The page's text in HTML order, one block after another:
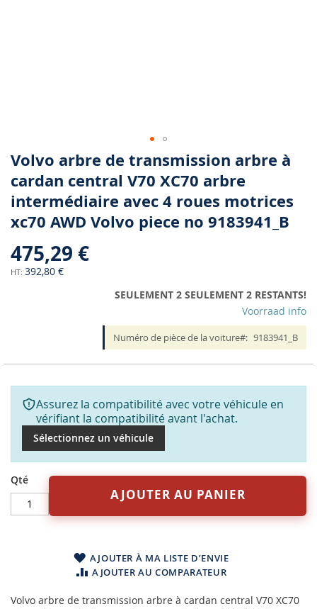
Skip
to
the
beginning
the
gallery
Volvo arbre de transmission arbre à
cardan central V70 XC70 arbre
intermédiaire avec 4 roues motrices
xc70 AWD Volvo piece no 9183941_B
475,29 €
392,80 €
SEULEMENT 2 SEULEMENT 2 RESTANTS!
Voorraad info
Numéro de pièce de la voiture 9183941_B
Assurez la compatibilité avec votre véhicule en
vérifiant la compatibilité avant l'achat.
Sélectionnez un véhicule
Qté
AJOUTER AU PANIER
AJOUTER À MA LISTE D’ENVIE
AJOUTER AU COMPARATEUR
Volvo arbre de transmission arbre à cardan central V70 XC70